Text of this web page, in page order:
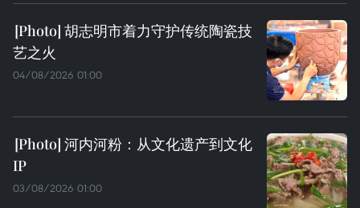
胡志明市着力守护传统陶瓷技
艺之火
04/08/2026 01:00
河内河粉：从文化遗产到文化
IP
03/08/2026 01:00